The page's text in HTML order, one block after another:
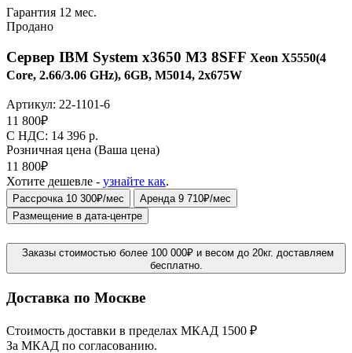
Гарантия 12 мес.
Продано
Сервер IBM System x3650 M3 8SFF Xeon X5550(4
Core, 2.66/3.06 GHz), 6GB, M5014, 2x675W
Артикул: 22-1101-6
11 800₽
C НДС: 14 396 р.
Розничная цена (Ваша цена)
11 800₽
Хотите дешевле - узнайте как.
Рассрочка 10 300₽/мес
Аренда 9 710₽/мес
Размещение в дата-центре
Заказы стоимостью более 100 000₽ и весом до 20кг. доставляем
бесплатно.
Доставка по Москве
Стоимость доставки в пределах МКАД 1500 ₽
За МКАД по согласованию.